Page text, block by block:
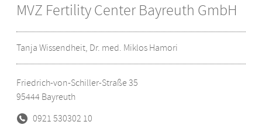
MVZ Fertility Center Bayreuth GmbH
Tanja Wissendheit, Dr. med. Miklos Hamori
Friedrich-von-Schiller-Straße 35
95444 Bayreuth
0921 530302 10